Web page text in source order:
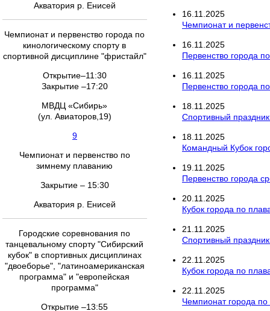
Акватория р. Енисей
Чемпионат и первенство города по
кинологическому спорту в
спортивной дисциплине "фристайл"
Открытие–11:30
Закрытие –17:20
МВДЦ «Сибирь»
(ул. Авиаторов,19)
9
Чемпионат и первенство по
зимнему плаванию
Закрытие – 15:30
Акватория р. Енисей
Городские соревнования по
танцевальному спорту "Сибирский
кубок" в спортивных дисциплинах
"двоеборье", "латиноамериканская
программа" и "европейская
программа"
Открытие –13:55
16.11.2025
Чемпионат и
16.11.2025
Первенство города
16.11.2025
Первенство города
18.11.2025
Спортивный
18.11.2025
Командный Кубок
19.11.2025
Первенство города
20.11.2025
Кубок города по
21.11.2025
Спортивный
22.11.2025
Кубок города по
22.11.2025
Чемпионат города